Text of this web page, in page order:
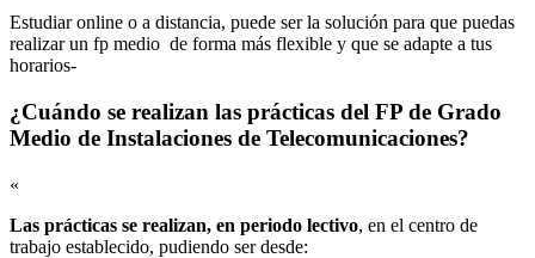
Estudiar online o a distancia, puede ser la solución para que puedas
realizar un fp medio de forma más flexible y que se adapte a tus
horarios-
¿Cuándo se realizan las prácticas del FP de Grado
Medio de Instalaciones de Telecomunicaciones?
«
Las prácticas se realizan, en periodo lectivo, en el centro de
trabajo establecido, pudiendo ser desde: